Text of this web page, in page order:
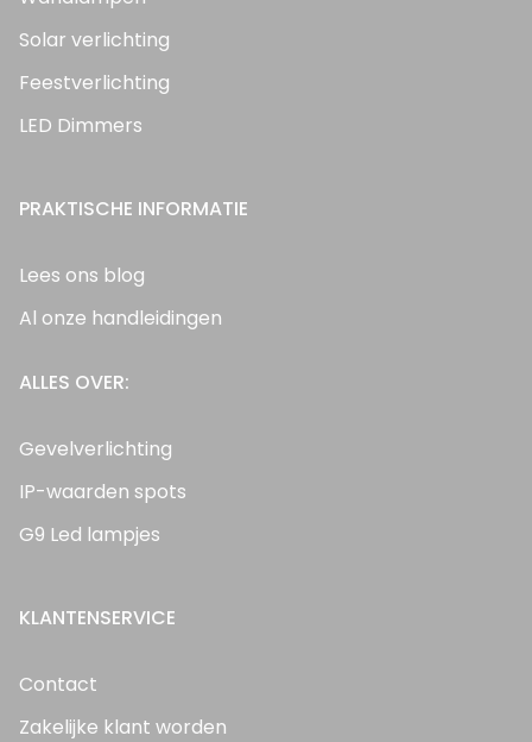
Solar verlichting
Feestverlichting
LED Dimmers
PRAKTISCHE INFORMATIE
Lees ons blog
Al onze handleidingen
ALLES OVER:
Gevelverlichting
IP-waarden spots
G9 Led lampjes
KLANTENSERVICE
Contact
Zakelijke klant worden